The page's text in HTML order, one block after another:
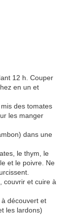
12 h. Couper
en un et
des tomates
les manger
dans une
le thym, le
et le poivre. Ne
couvrir et cuire à
découvert et
les lardons)